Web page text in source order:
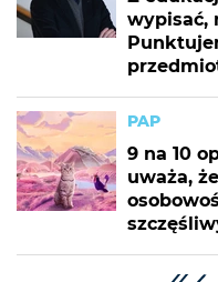
wypisać,
PAP
9 na 10
uważa,